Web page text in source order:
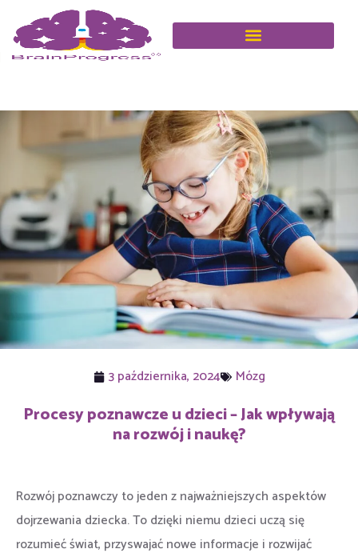
3 października, 2024 Mózg
Procesy poznawcze u dzieci – Jak wpływają
na rozwój i naukę?
Rozwój poznawczy to jeden z najważniejszych aspektów
dojrzewania dziecka. To dzięki niemu dzieci uczą się
rozumieć świat, przyswajać nowe informacje i rozwijać